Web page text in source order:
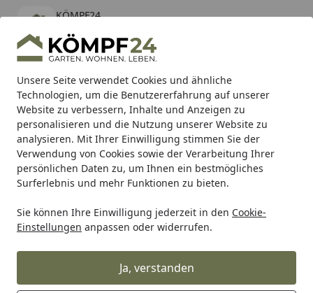
Unsere Seite verwendet Cookies und ähnliche
Technologien, um die Benutzererfahrung auf unserer
Website zu verbessern, Inhalte und Anzeigen zu
personalisieren und die Nutzung unserer Website zu
analysieren. Mit Ihrer Einwilligung stimmen Sie der
Verwendung von Cookies sowie der Verarbeitung Ihrer
persönlichen Daten zu, um Ihnen ein bestmögliches
Surferlebnis und mehr Funktionen zu bieten.
Sie können Ihre Einwilligung jederzeit in den Cookie-
Einstellungen anpassen oder widerrufen.
Ja, verstanden
KÖMPF24
kostenlos - Im App Store
Hotline
Alle Produkte
Mein Konto
Suchen
Karibu Pools inkl. gratis Sandfilteranlage & Pool-
Starterset (Gesamtwert bis 468,99€)
Startseite
Teich Teichbau Teichschalen Teichschalen OASE PE
Teichschalen OASE PE 750
(1 Bewertung)